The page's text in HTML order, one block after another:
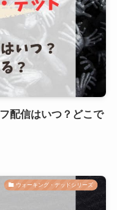
配信はいつ？どこで
ウォーキング・デッドシリーズ